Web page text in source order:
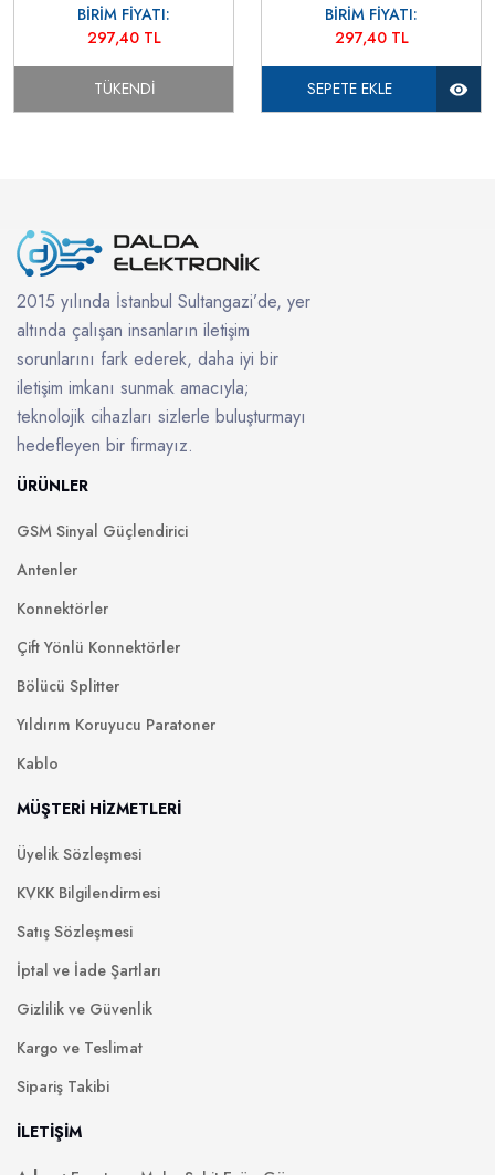
BİRİM FİYATI:
297,40 TL
TÜKENDI
BİRİM FİYATI:
297,40 TL
SEPETE EKLE
2015 yılında İstanbul Sultangazi’de, yer
altında çalışan insanların iletişim
sorunlarını fark ederek, daha iyi bir
iletişim imkanı sunmak amacıyla;
teknolojik cihazları sizlerle buluşturmayı
hedefleyen bir firmayız.
ÜRÜNLER
GSM Sinyal Güçlendirici
Antenler
Konnektörler
Çift Yönlü Konnektörler
Bölücü Splitter
Yıldırım Koruyucu Paratoner
Kablo
MÜŞTERİ HİZMETLERİ
Üyelik Sözleşmesi
KVKK Bilgilendirmesi
Satış Sözleşmesi
İptal ve İade Şartları
Gizlilik ve Güvenlik
Kargo ve Teslimat
Sipariş Takibi
İLETİŞİM